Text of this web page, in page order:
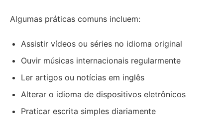
Algumas práticas comuns incluem:
Assistir vídeos ou séries no idioma original
Ouvir músicas internacionais regularmente
Ler artigos ou notícias em inglês
Alterar o idioma de dispositivos eletrônicos
Praticar escrita simples diariamente